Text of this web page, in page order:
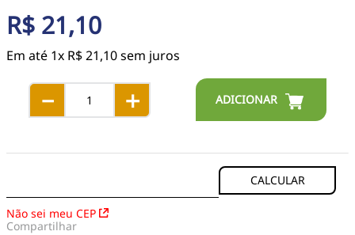
R$ 21,10
Em até 1x R$21,10sem juros
＋
－
Não sei meu CEP
Compartilhar